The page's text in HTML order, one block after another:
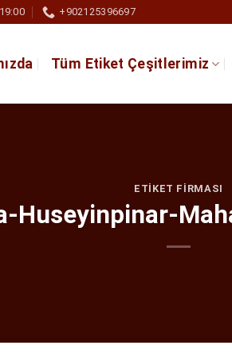
+902125396697
Tüm Etiket Çeşitlerimiz
ETIKET FIRMASI
Huseyinpinar-